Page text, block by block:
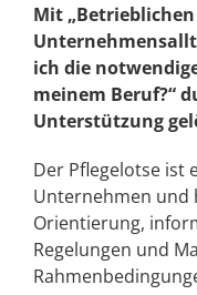
Mit
ich die
meinem Beruf?“
Unterstützung
Der Pflegelotse ist
Unternehmen und
Orientierung,
Regelungen und